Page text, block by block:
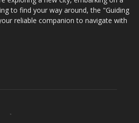
to find your way around, the "Guiding
reliable companion to navigate with